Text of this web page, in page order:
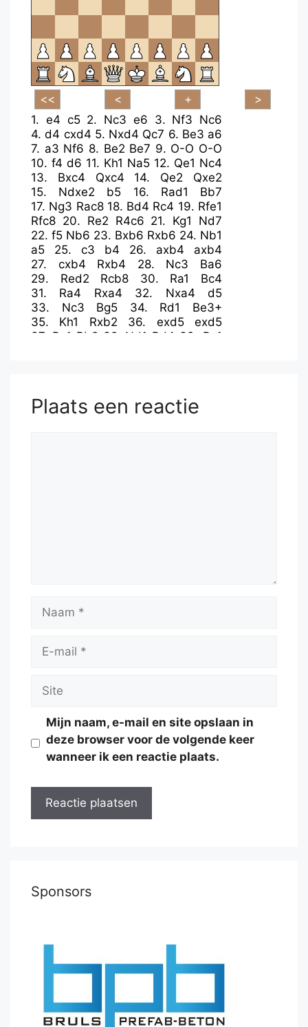
1. e4 c5 2. Nc3 e6 3. Nf3 Nc6
4.d4 cxd4 5. Nxd4 Qc7 6. Be3 a6
7. a3 Nf6 8. Be2 Be7 9. O-O O-O
10. f4 d6 11. Kh1 Na5 12. Qe1 Nc4
13. Bxc4 Qxc4 14. Qe2
Qxe2
15. Ndxe2 b5 16. Rad1
Bb7
17. Ng3 Rac8 18. Bd4 Rc4 19. Rfe1
Rfc8 20. Re2 R4c6 21. Kg1
Nd7
22. f5 Nb6 23. Bxb6 Rxb6 24. Nb1
a5
25. c3 b4 26. axb4
axb4
27. cxb4 Rxb4 28. Nc3
Ba6
29. Red2 Rcb8 30. Ra1
Bc4
31. Ra4 Rxa4 32. Nxa4
d5
33. Nc3 Bg5 34. Rd1
Be3+
35. Kh1 Rxb2 36. exd5
exd5
37. Ra1 Rb8 38. Nd1 Bd4 39. Rc1
Rxg3+ 49. Kf2 Rg4 50.Kf3 Rxh4
Plaats een reactie
Naam
Site
Mijn naam, e-mail en site opslaan in
deze browser voor de volgende keer
wanneer ik een reactie plaats.
Sponsors